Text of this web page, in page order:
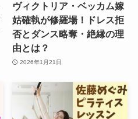
ヴィクトリア・ベッカム嫁
姑確執が修羅場！ドレス拒
否とダンス略奪・絶縁の理
由とは？
2026年1月21日